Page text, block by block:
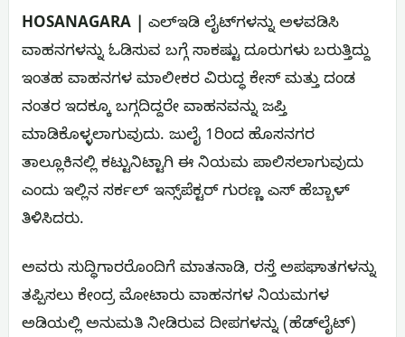
HOSANAGARA |
ಎಲ್‌ಇಡಿ ಲೈಟ್‌ಗಳನ್ನು ಅಳವಡಿಸಿ
ವಾಹನಗಳನ್ನು ಓಡಿಸುವ ಬಗ್ಗೆ ಸಾಕಷ್ಟು ದೂರುಗಳು ಬರುತ್ತಿದ್ದು
ಇಂತಹ ವಾಹನಗಳ ಮಾಲೀಕರ ವಿರುದ್ಧ ಕೇಸ್ ಮತ್ತು ದಂಡ
ನಂತರ ಇದಕ್ಕೂ ಬಗ್ಗದಿದ್ದರೇ ವಾಹನವನ್ನು ಜಪ್ತಿ
ಮಾಡಿಕೊಳ್ಳಲಾಗುವುದು. ಜುಲೈ 1ರಿಂದ ಹೊಸನಗರ
ತಾಲ್ಲೂಕಿನಲ್ಲಿ ಕಟ್ಟುನಿಟ್ಟಾಗಿ ಈ ನಿಯಮ ಪಾಲಿಸಲಾಗುವುದು
ಎಂದು ಇಲ್ಲಿನ ಸರ್ಕಲ್ ಇನ್ಸ್‌ಪೆಕ್ಟರ್ ಗುರಣ್ಣ ಎಸ್ ಹೆಬ್ಬಾಳ್‌
ತಿಳಿಸಿದರು.
ಅವರು ಸುದ್ಧಿಗಾರರೊಂದಿಗೆ ಮಾತನಾಡಿ, ರಸ್ತೆ ಅಪಘಾತಗಳನ್ನು
ತಪ್ಪಿಸಲು ಕೇಂದ್ರ ಮೋಟಾರು ವಾಹನಗಳ ನಿಯಮಗಳ
ಅಡಿಯಲ್ಲಿ ಅನುಮತಿ ನೀಡಿರುವ ದೀಪಗಳನ್ನು (ಹೆಡ್‌ಲೈಟ್)